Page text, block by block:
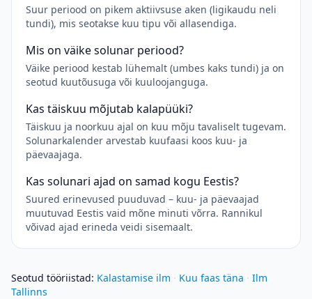
Suur periood on pikem aktiivsuse aken (ligikaudu neli
tundi), mis seotakse kuu tipu või allasendiga.
Mis on väike solunar periood?
Väike periood kestab lühemalt (umbes kaks tundi) ja on
seotud kuutõusuga või kuuloojanguga.
Kas täiskuu mõjutab kalapüüki?
Täiskuu ja noorkuu ajal on kuu mõju tavaliselt tugevam.
Solunarkalender arvestab kuufaasi koos kuu- ja
päevaajaga.
Kas solunari ajad on samad kogu Eestis?
Suured erinevused puuduvad – kuu- ja päevaajad
muutuvad Eestis vaid mõne minuti võrra. Rannikul
võivad ajad erineda veidi sisemaalt.
Seotud tööriistad: Kalastamise ilm · Kuu faas täna · Ilm
Tallinns